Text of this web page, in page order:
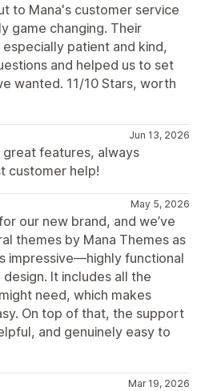
to Mana's customer service
game changing. Their
patient and kind,
and helped us to set
wanted. 11/10 Stars, worth
Jun 13, 2026
features, always
customer help!
May 5, 2026
our new brand, and we’ve
themes by Mana Themes as
impressive—highly functional
It includes all the
need, which makes
On top of that, the support
and genuinely easy to
Mar 19, 2026